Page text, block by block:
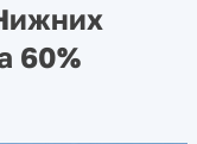
60%